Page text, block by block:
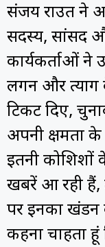
संजय राउत ने
सदस्य, सांसद
कार्यकर्ताओं ने
लगन और त्याग
टिकट दिए,
अपनी क्षमता
इतनी कोशिशों
खबरें आ रही हैं,
पर इनका खंडन
कहना चाहता हूं